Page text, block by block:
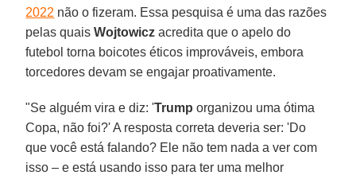
2022 não o fizeram. Essa pesquisa é uma das razões
pelas quaisWojtowicz acredita que o apelo do
futebol torna boicotes éticos improváveis, embora
torcedores devam se engajar proativamente.
"Se alguém vira e diz: 'Trump organizou uma ótima
Copa, não foi?' A resposta correta deveria ser: 'Do
que você está falando? Ele não tem nada a ver com
isso – e está usando isso para ter uma melhor